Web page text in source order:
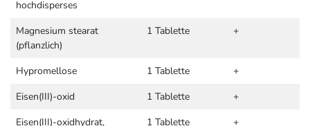
hochdisperses
Magnesium stearat
(pflanzlich)
1 Tablette +
Hypromellose 1 Tablette
+
Eisen(III)-oxid
1 Tablette
+
Eisen(III)-oxidhydrat,
1 Tablette +